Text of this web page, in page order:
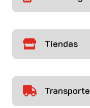
 Tiendas
 Transporte